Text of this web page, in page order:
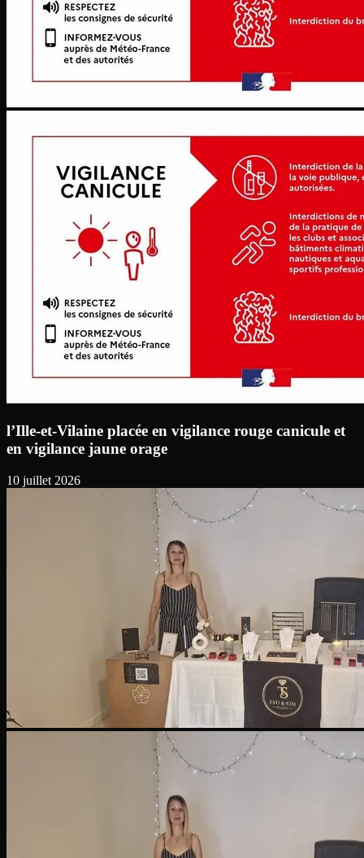
l’Ille-et-Vilaine placée en vigilance rouge canicule et
en vigilance jaune orage
10 juillet 2026